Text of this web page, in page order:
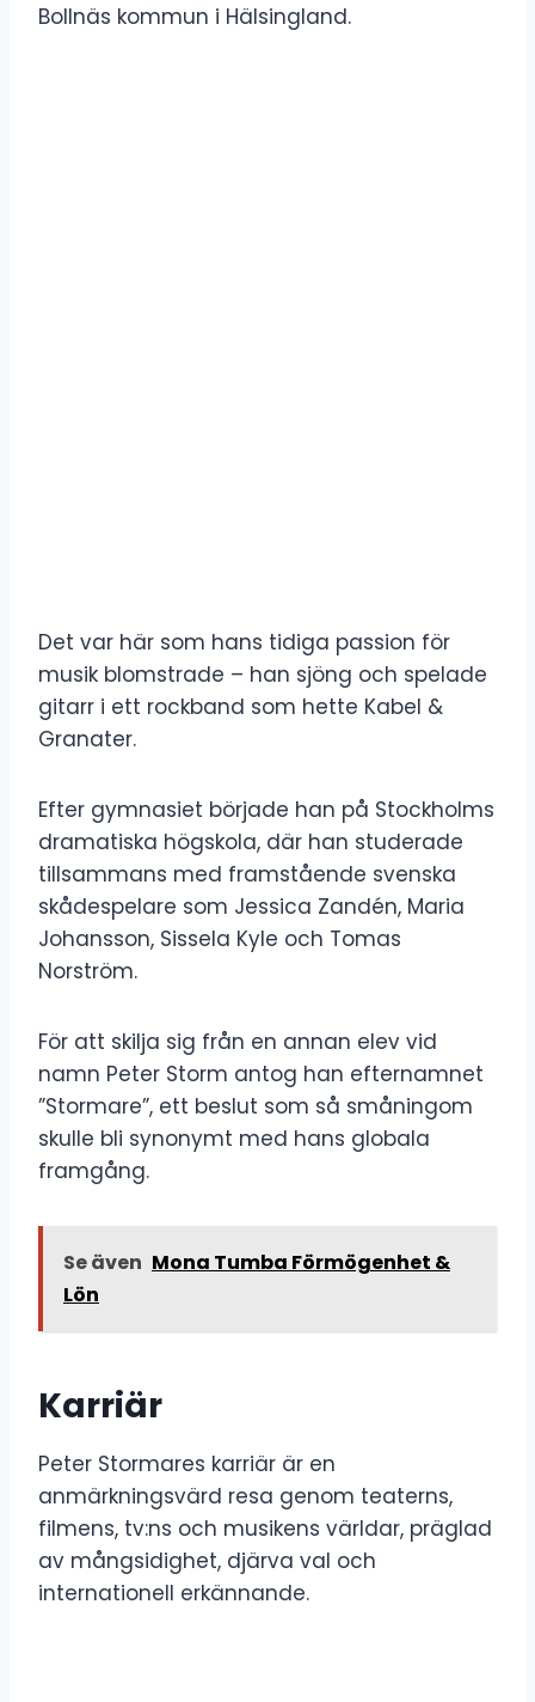
Bollnäs kommun i Hälsingland.
Det var här som hans tidiga passion för
musik blomstrade – han sjöng och spelade
gitarr i ett rockband som hette Kabel &
Granater.
Efter gymnasiet började han på Stockholms
dramatiska högskola, där han studerade
tillsammans med framstående svenska
skådespelare som Jessica Zandén, Maria
Johansson, Sissela Kyle och Tomas
Norström.
För att skilja sig från en annan elev vid
namn Peter Storm antog han efternamnet
”Stormare”, ett beslut som så småningom
skulle bli synonymt med hans globala
framgång.
Se även Mona Tumba Förmögenhet &
Lön
Karriär
Peter Stormares karriär är en
anmärkningsvärd resa genom teaterns,
filmens, tv:ns och musikens världar, präglad
av mångsidighet, djärva val och
internationell erkännande.